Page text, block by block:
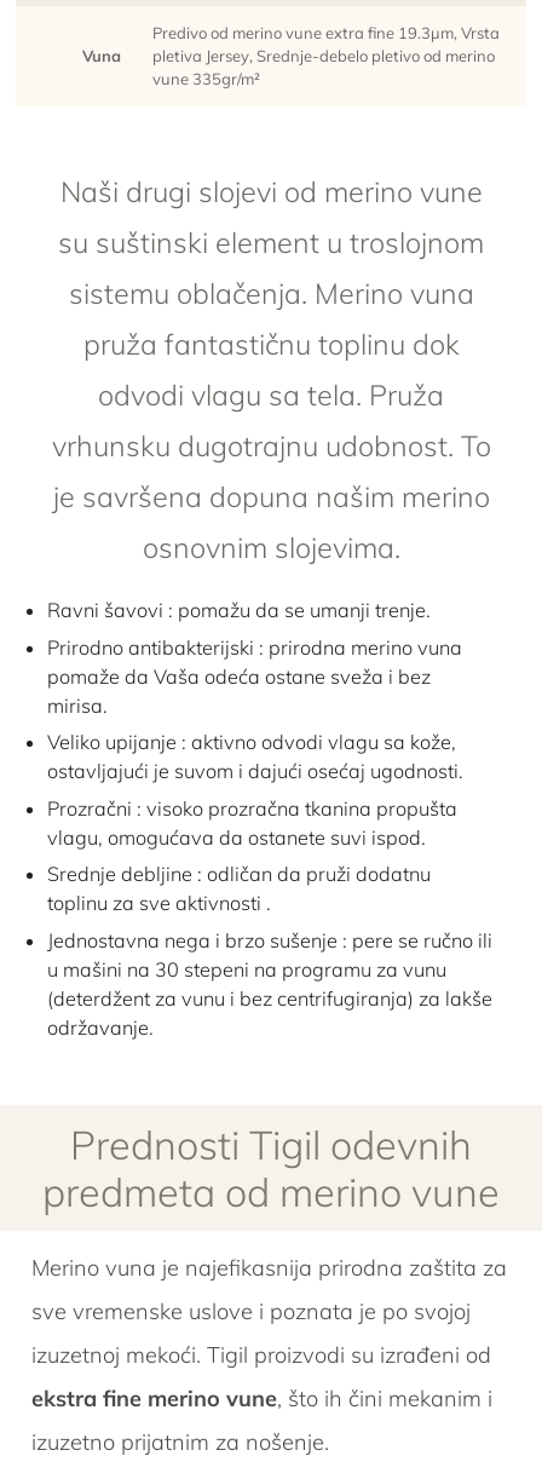
Vuna
Predivo od merino vune extra fine 19.3µm, Vrsta
pletiva Jersey, Srednje-debelo pletivo od merino
vune 335gr/m²
Naši drugi slojevi od merino vune
su suštinski element u troslojnom
sistemu oblačenja. Merino vuna
pruža fantastičnu toplinu dok
odvodi vlagu sa tela. Pruža
vrhunsku dugotrajnu udobnost. To
je savršena dopuna našim merino
osnovnim slojevima.
Ravni šavovi : pomažu da se umanji trenje.
Prirodno antibakterijski : prirodna merino vuna
pomaže da Vaša odeća ostane sveža i bez
mirisa.
Veliko upijanje : aktivno odvodi vlagu sa kože,
ostavljajući je suvom i dajući osećaj ugodnosti.
Prozračni : visoko prozračna tkanina propušta
vlagu, omogućava da ostanete suvi ispod.
Srednje debljine : odličan da pruži dodatnu
toplinu za sve aktivnosti .
Jednostavna nega i brzo sušenje : pere se ručno ili
u mašini na 30 stepeni na programu za vunu
(deterdžent za vunu i bez centrifugiranja) za lakše
održavanje.
Prednosti Tigil odevnih
predmeta od merino vune
Merino vuna je najefikasnija prirodna zaštita za
sve vremenske uslove i poznata je po svojoj
izuzetnoj mekoći. Tigil proizvodi su izrađeni od
ekstra fine merino vune, što ih čini mekanim i
izuzetno prijatnim za nošenje.